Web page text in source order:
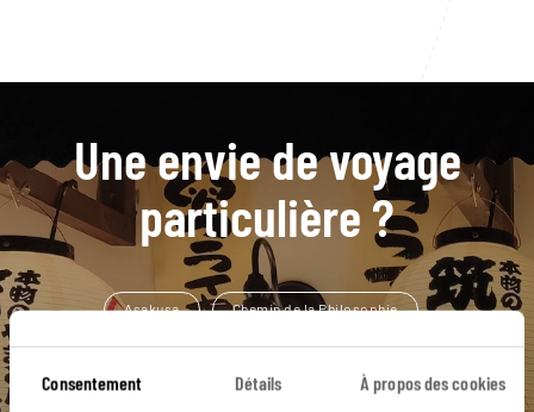
Consentement Détails À propos des cookies
Une envie de voyage
particulière ?
Asakusa Chemin de la Philosophie